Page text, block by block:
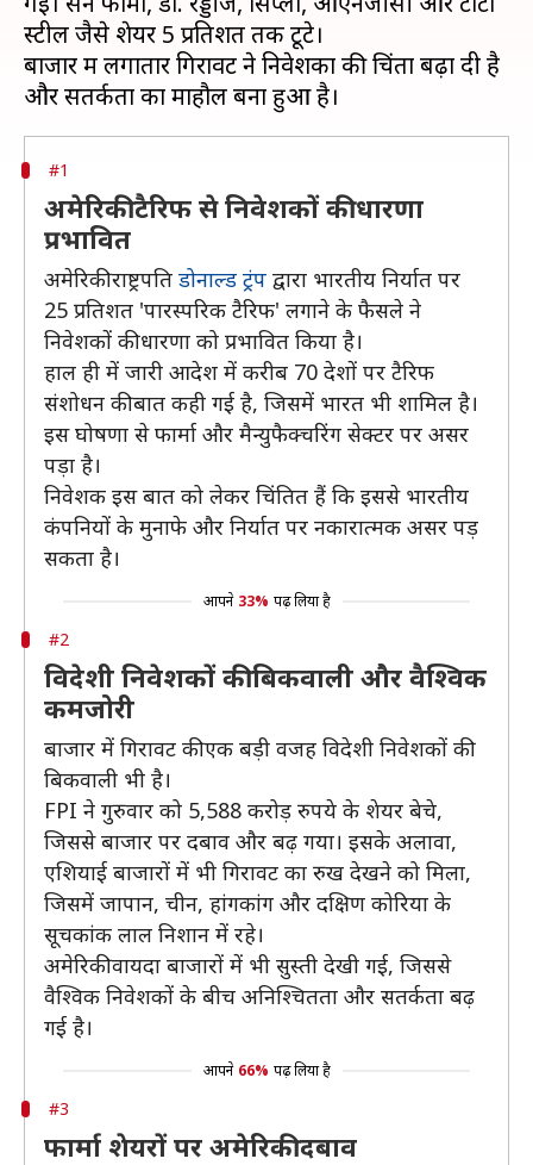
स्टील जैसे शेयर 5 प्रतिशत तक टूटे।
बाजार में लगातार गिरावट ने निवेशकों की चिंता बढ़ा दी है
#1
अमेरिकी टैरिफ से निवेशकों की धारणा
प्रभावित
अमेरिकी राष्ट्रपति डोनाल्ड ट्रंप द्वारा भारतीय निर्यात पर
25 प्रतिशत 'पारस्परिक टैरिफ' लगाने के फैसले ने
निवेशकों की धारणा को प्रभावित किया है।
हाल ही में जारी आदेश में करीब 70 देशों पर टैरिफ
संशोधन की बात कही गई है, जिसमें भारत भी शामिल है।
इस घोषणा से फार्मा और मैन्युफैक्चरिंग सेक्टर पर असर
पड़ा है।
निवेशक इस बात को लेकर चिंतित हैं कि इससे भारतीय
कंपनियों के मुनाफे और निर्यात पर नकारात्मक असर पड़
सकता है।
आपने 33% पढ़ लिया है
#2
विदेशी निवेशकों की बिकवाली और वैश्विक
कमजोरी
बाजार में गिरावट की एक बड़ी वजह विदेशी निवेशकों की
बिकवाली भी है।
FPI ने गुरुवार को 5,588 करोड़ रुपये के शेयर बेचे,
जिससे बाजार पर दबाव और बढ़ गया। इसके अलावा,
एशियाई बाजारों में भी गिरावट का रुख देखने को मिला,
जिसमें जापान, चीन, हांगकांग और दक्षिण कोरिया के
सूचकांक लाल निशान में रहे।
अमेरिकी वायदा बाजारों में भी सुस्ती देखी गई, जिससे
वैश्विक निवेशकों के बीच अनिश्चितता और सतर्कता बढ़
गई है।
आपने 66% पढ़ लिया है
#3
फार्मा शेयरों पर अमेरिकी दबाव